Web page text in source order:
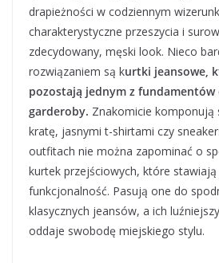
drapieżności w codziennym
charakterystyczne przeszycia i
zdecydowany, męski look. Nieco
rozwiązaniem są kurtki jeansowe,
pozostają jednym z fundamentów
garderoby. Znakomicie komponują
kratę, jasnymi t-shirtami czy
outfitach nie można zapominać o
kurtek przejściowych, które
funkcjonalność. Pasują one do
klasycznych jeansów, a ich
oddaje swobodę miejskiego stylu.